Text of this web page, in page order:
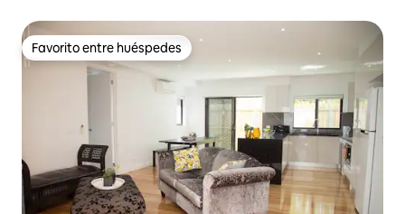
Favorito entre huéspedes
Favorito entre huéspedes